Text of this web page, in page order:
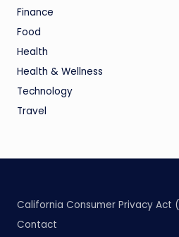
Finance
Food
Health
Health & Wellness
Technology
Travel
California Consumer Privacy Act
Contact